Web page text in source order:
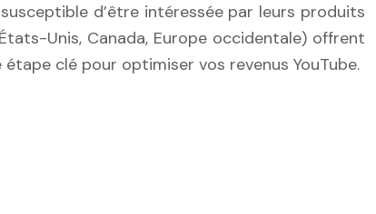
d’être intéressée par leurs produits
Unis, Canada, Europe occidentale) offrent
clé pour optimiser vos revenus YouTube.